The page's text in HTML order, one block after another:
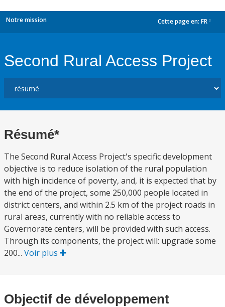
Notre mission Cette page en: FR
Second Rural Access Project
Résumé*
The Second Rural Access Project's specific development
objective is to reduce isolation of the rural population
with high incidence of poverty, and, it is expected that by
the end of the project, some 250,000 people located in
district centers, and within 2.5 km of the project roads in
rural areas, currently with no reliable access to
Governorate centers, will be provided with such access.
Through its components, the project will: upgrade some
200... Voir plus
Objectif de développement